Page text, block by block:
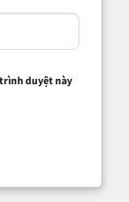
duyệt này